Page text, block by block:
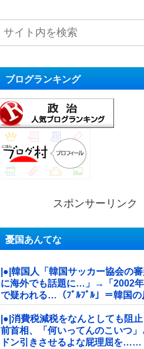
ブログランキング
スポンサーリンク
憂国あんてな
|●|韓国人「韓国サッカー協会の
に海外でも話題に…」→「2002年
で疑われる…（ﾌﾞﾙﾌﾞﾙ」＝韓国の
|●|消費税減税をなんとしても阻
前首相、「何いってんのこいつ
ドン引きさせるよな屁理屈を……